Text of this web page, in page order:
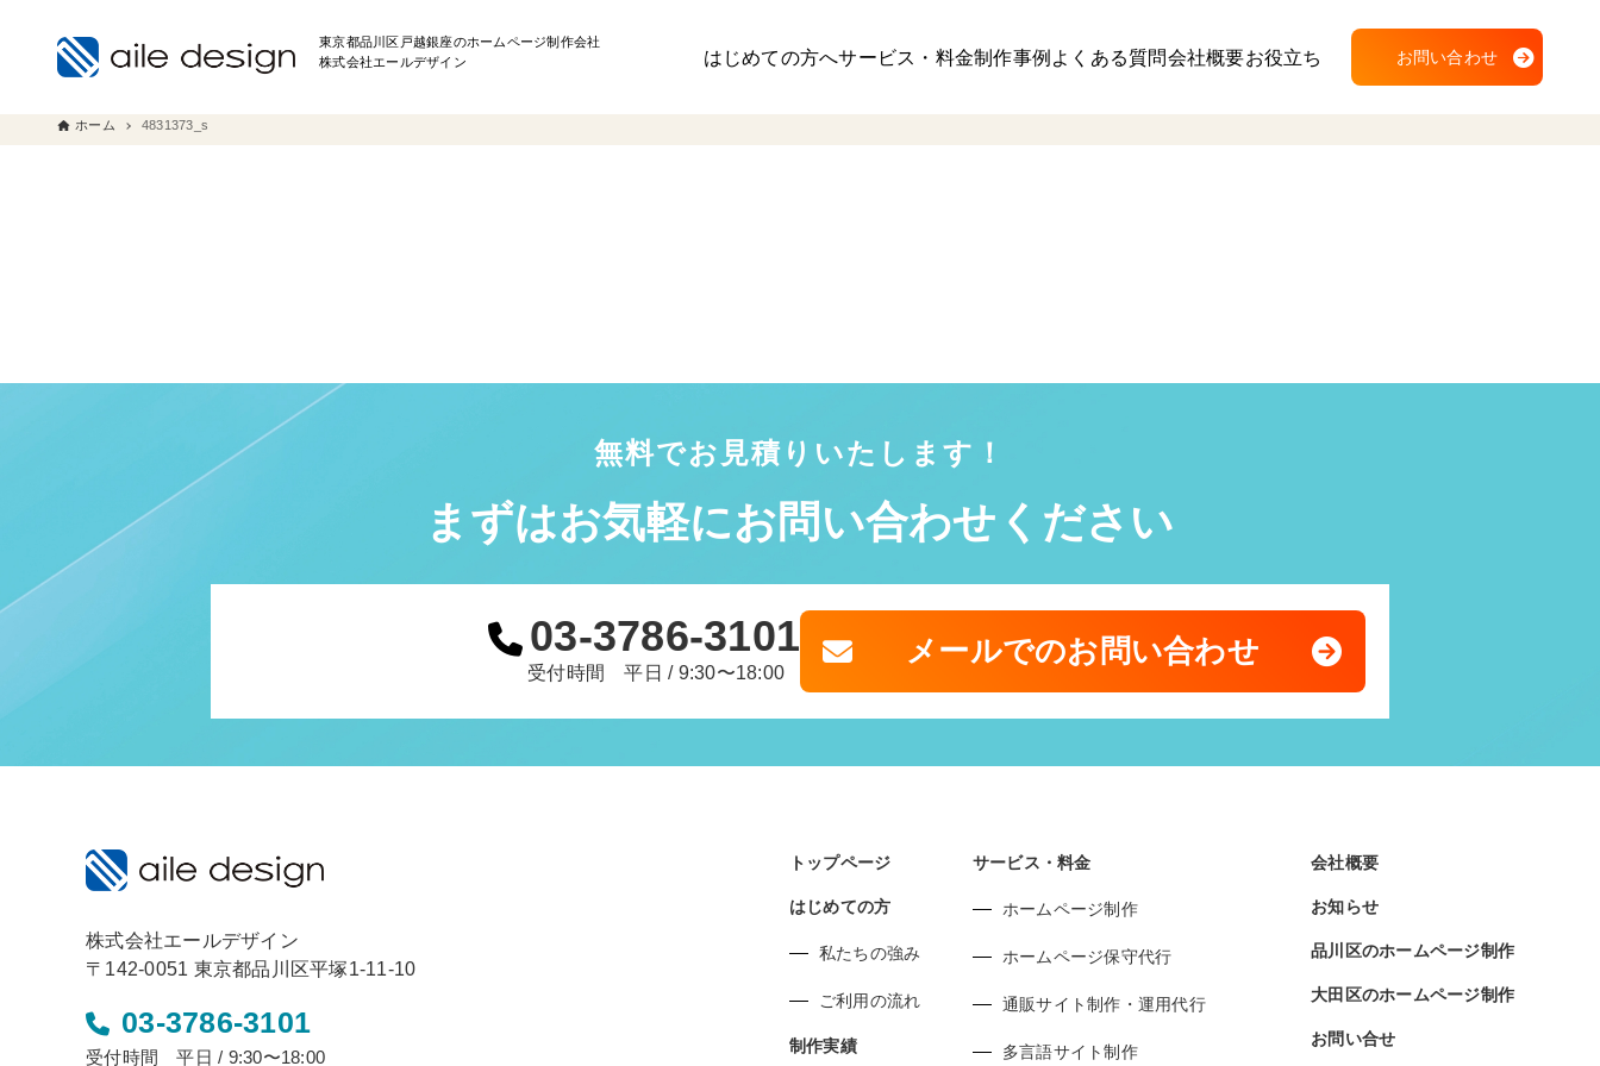
東京都品川区戸越銀座のホームページ制作会社
株式会社エールデザイン
はじめての方へサービス・料金制作事例よくある質問会社概要お役立ち お問い合わせ
ホーム 4831373_s
無料でお見積りいたします！
まずはお気軽にお問い合わせください
03-3786-3101
受付時間 平日 / 9:30〜18:00
メールでのお問い合わせ
株式会社エールデザイン
〒142-0051 東京都品川区平塚1-11-10
03-3786-3101
受付時間 平日 / 9:30〜18:00
トップページ
はじめての方
私たちの強み
ご利用の流れ
制作実績
サービス・料金
ホームページ制作
ホームページ保守代行
通販サイト制作・運用代行
多言語サイト制作
会社概要
お知らせ
品川区のホームページ制作
大田区のホームページ制作
お問い合せ